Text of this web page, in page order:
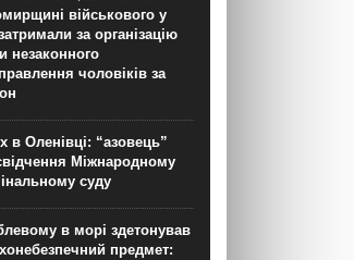
військового у
за організацію
незаконного
чоловіків за
в Оленівці: “азовець”
Міжнародному
суду
в морі здетонував
предмет: